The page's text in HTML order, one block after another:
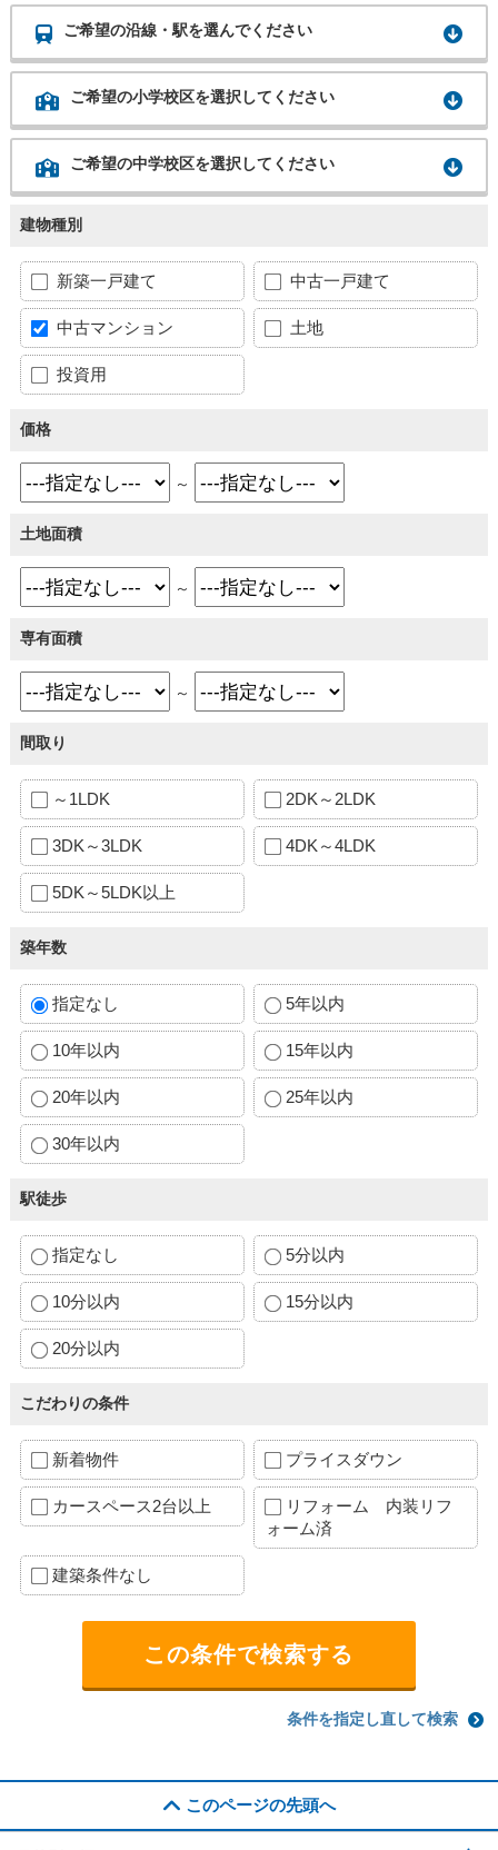
ご希望の沿線・駅を選んでください
ご希望の小学校区を選択してください
ご希望の中学校区を選択してください
建物種別
新築一戸建て 中古一戸建て
中古マンション 土地
投資用
価格
～
土地面積
～
専有面積
～
間取り
～1LDK 2DK～2LDK
3DK～3LDK 4DK～4LDK
5DK～5LDK以上
築年数
指定なし 5年以内
10年以内 15年以内
20年以内 25年以内
30年以内
駅徒歩
指定なし 5分以内
10分以内 15分以内
20分以内
こだわりの条件
新着物件 プライスダウン
カースペース2台以上
リフォーム 内装リフ
ォーム済
建築条件なし
条件を指定し直して検索
このページの先頭へ